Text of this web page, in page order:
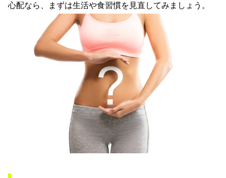
心配なら、まずは生活や食習慣を見直してみましょう。